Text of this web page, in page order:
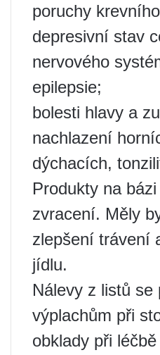
poruchy
depresivní stav
nervového
epilepsie;
bolesti hlavy a
nachlazení
dýchacích,
Produkty na
zvracení. Měly
zlepšení trávení
jídlu.
Nálevy z listů
výplachům při
obklady při